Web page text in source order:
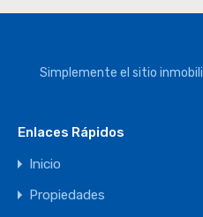
Simplemente el sitio
Enlaces Rápidos
Inicio
Propiedades